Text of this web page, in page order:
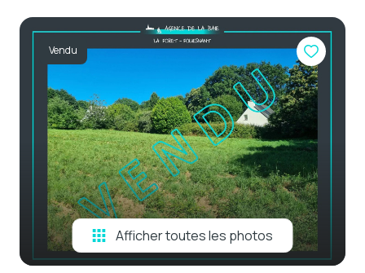
e-mail
estimation
contact
Vendu
Afficher toutes les photos